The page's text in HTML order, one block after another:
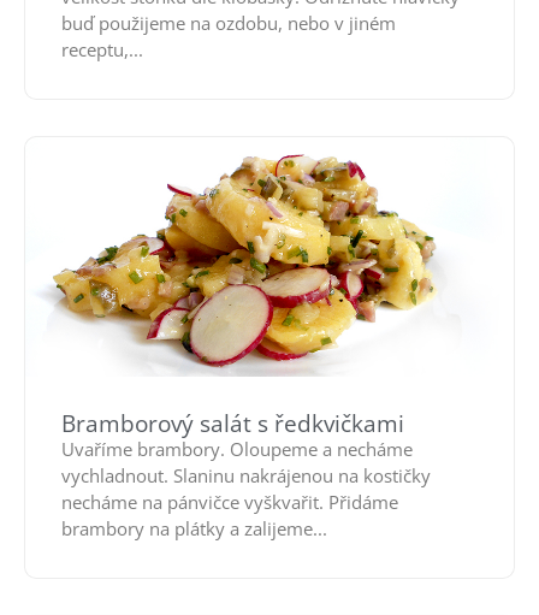
buď použijeme na ozdobu, nebo v jiném
receptu,...
Bramborový salát s ředkvičkami
Uvaříme brambory. Oloupeme a necháme
vychladnout. Slaninu nakrájenou na kostičky
necháme na pánvičce vyškvařit. Přidáme
brambory na plátky a zalijeme...